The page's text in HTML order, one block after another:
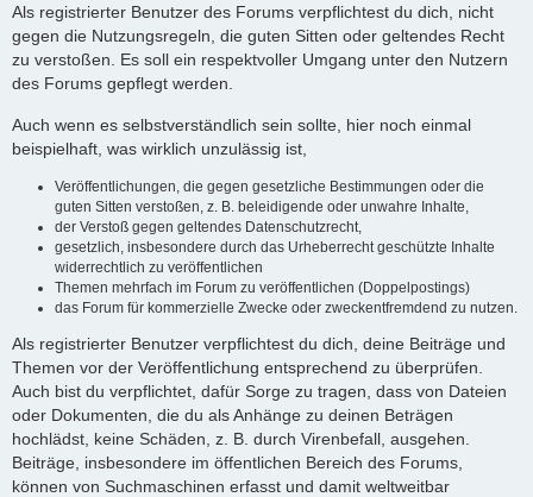
Als registrierter Benutzer des Forums verpflichtest du dich, nicht
gegen die Nutzungsregeln, die guten Sitten oder geltendes Recht
zu verstoßen. Es soll ein respektvoller Umgang unter den Nutzern
des Forums gepflegt werden.
Auch wenn es selbstverständlich sein sollte, hier noch einmal
beispielhaft, was wirklich unzulässig ist,
Veröffentlichungen, die gegen gesetzliche Bestimmungen oder die
guten Sitten verstoßen, z. B. beleidigende oder unwahre Inhalte,
der Verstoß gegen geltendes Datenschutzrecht,
gesetzlich, insbesondere durch das Urheberrecht geschützte Inhalte
widerrechtlich zu veröffentlichen
Themen mehrfach im Forum zu veröffentlichen (Doppelpostings)
das Forum für kommerzielle Zwecke oder zweckentfremdend zu nutzen.
Als registrierter Benutzer verpflichtest du dich, deine Beiträge und
Themen vor der Veröffentlichung entsprechend zu überprüfen.
Auch bist du verpflichtet, dafür Sorge zu tragen, dass von Dateien
oder Dokumenten, die du als Anhänge zu deinen Beträgen
hochlädst, keine Schäden, z. B. durch Virenbefall, ausgehen.
Beiträge, insbesondere im öffentlichen Bereich des Forums,
können von Suchmaschinen erfasst und damit weltweitbar